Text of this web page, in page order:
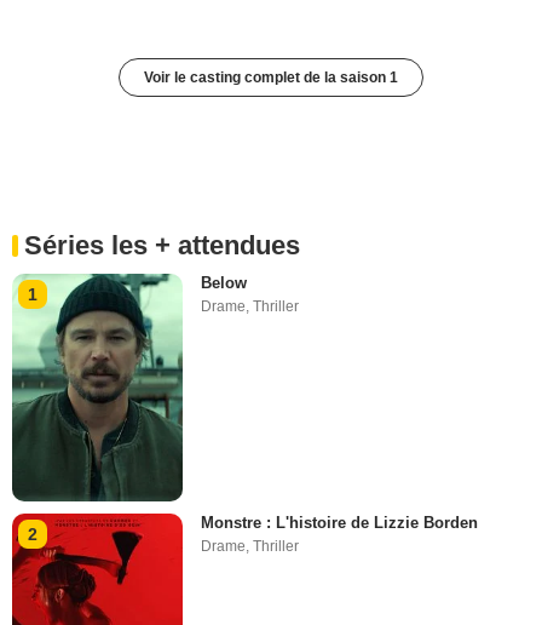
Voir le casting complet de la saison 1
Séries les + attendues
1
Below
Drame,Thriller
2
Monstre : L'histoire de Lizzie Borden
Drame,Thriller